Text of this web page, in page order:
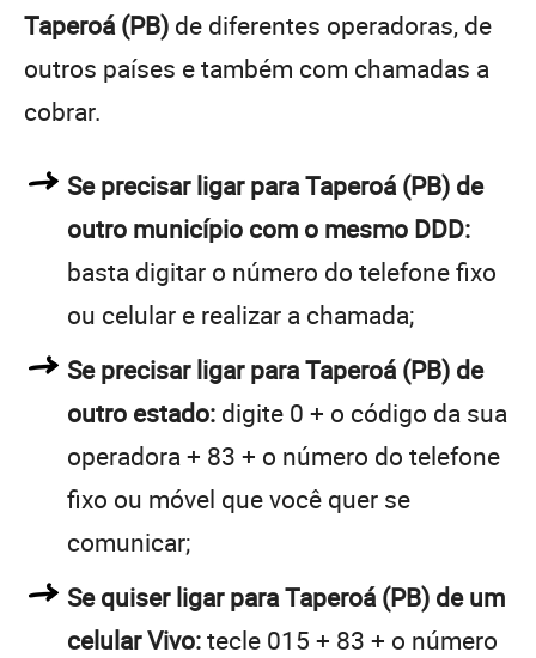
Taperoá (PB) de diferentes operadoras, de
outros países e também com chamadas a
cobrar.
Se precisar ligar para Taperoá (PB) de
outro município com o mesmo DDD:
basta digitar o número do telefone fixo
ou celular e realizar a chamada;
Se precisar ligar para Taperoá (PB) de
outro estado: digite 0 + o código da sua
operadora + 83 + o número do telefone
fixo ou móvel que você quer se
comunicar;
Se quiser ligar para Taperoá (PB) de um
celular Vivo:tecle 015 + 83 + o número